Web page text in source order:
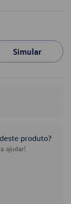
Simular
produto?
ajudar!